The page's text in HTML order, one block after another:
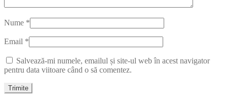
Nume *
Email *
Salvează-mi numele, emailul și site-ul web în acest navigator
pentru data viitoare când o să comentez.